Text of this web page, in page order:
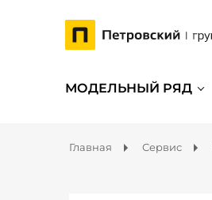
МОДЕЛЬНЫЙ РЯД
Главная Сервис